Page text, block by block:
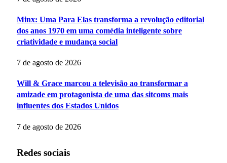
Minx: Uma Para Elas transforma a revolução editorial
dos anos 1970 em uma comédia inteligente sobre
criatividade e mudança social
7 de agosto de 2026
Will & Grace marcou a televisão ao transformar a
amizade em protagonista de uma das sitcoms mais
influentes dos Estados Unidos
7 de agosto de 2026
Redes sociais